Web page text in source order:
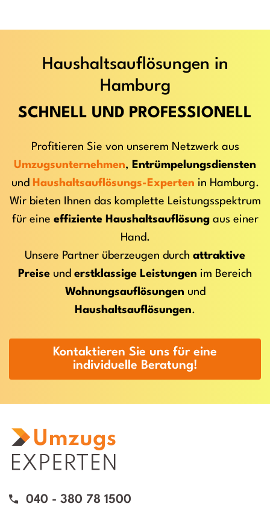
Haushaltsauflösungen in
Hamburg
SCHNELL UND PROFESSIONELL
Profitieren Sie von unserem Netzwerk aus
Umzugsunternehmen, Entrümpelungsdiensten
und
Haushaltsauflösungs-Experten in Hamburg.
Wir bieten Ihnen das komplette Leistungsspektrum
für eine effiziente Haushaltsauflösungaus einer
Hand.
Unsere Partner überzeugen durch attraktive
Preise und erstklassige Leistungen im Bereich
Wohnungsauflösungen und
Haushaltsauflösungen.
Kontaktieren Sie uns für eine
individuelle Beratung!
040 - 380 78 1500